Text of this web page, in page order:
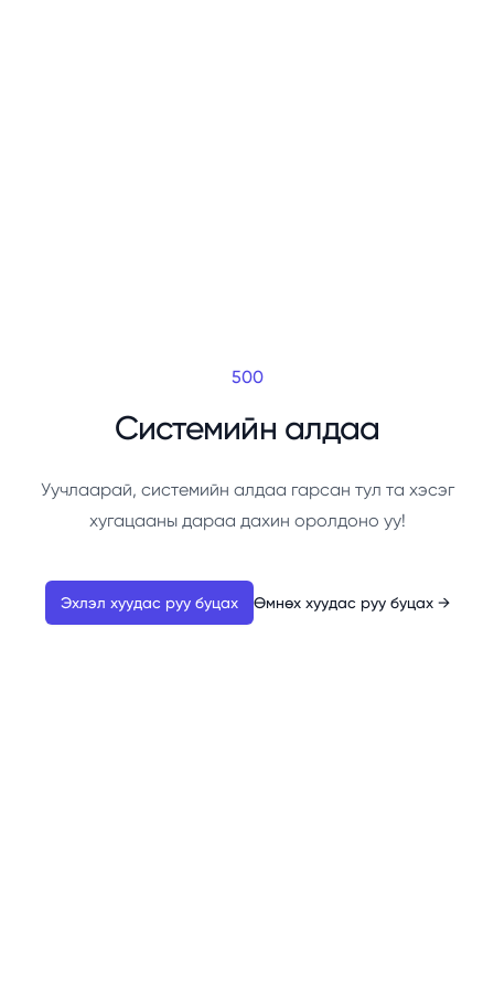
500
Системийн алдаа
Уучлаарай, системийн алдаа гарсан тул та хэсэг
хугацааны дараа дахин оролдоно уу!
Эхлэл хуудас руу буцах Өмнөх хуудас руу буцах →